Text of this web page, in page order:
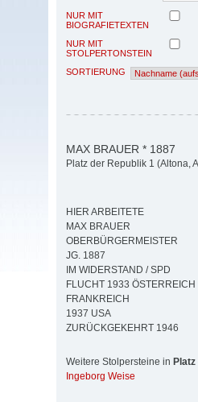
NUR MIT
BIOGRAFIETEXTEN
NUR MIT
STOLPERTONSTEIN
SORTIERUNG
MAX BRAUER * 1887
Platz der Republik 1 (Altona,
HIER ARBEITETE
MAX BRAUER
OBERBÜRGERMEISTER
JG. 1887
IM WIDERSTAND / SPD
FLUCHT 1933 ÖSTERREICH
FRANKREICH
1937 USA
ZURÜCKGEKEHRT 1946
Weitere Stolpersteine in
Ingeborg Weise